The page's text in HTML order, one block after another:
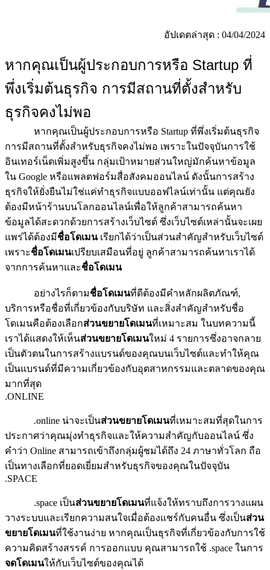
อัปเดตล่าสุด : 04/04/2024
หากคุณเป็นผู้ประกอบการหรือ Startup ที่
พึ่งเริ่มต้นธุรกิจ การมีสถานที่ตั้งสำหรับ
ธุรกิจคงไม่พอ
หากคุณเป็นผู้ประกอบการหรือ Startup ที่พึ่งเริ่มต้นธุรกิจ
การมีสถานที่ตั้งสำหรับธุรกิจคงไม่พอ เพราะในปัจจุบันการใช้
อินเทอร์เน็ตเพิ่มสูงขึ้น กลุ่มเป้าหมายส่วนใหญ่มักค้นหาข้อมูล
ใน Google หรือแพลตฟอร์มสื่อสังคมออนไลน์ ดังนั้นการสร้าง
ธุรกิจให้ยั่งยืนไม่ใช่แค่ทำธุรกิจแบบออฟไลน์เท่านั้น แต่คุณยัง
ต้องมีหน้าร้านบนโลกออนไลน์เพื่อให้ลูกค้าสามารถค้นหา
ข้อมูลได้สะดวกด้วยการสร้างเว็บไซต์ ซึ่งเว็บไซต์เหล่านั้นจะเผย
แพร่ได้ต้องมีชื่อโดเมนเรียกได้ว่าเป็นส่วนสำคัญสำหรับเว็บไซต์
เพราะชื่อโดเมนเปรียบเสมือนที่อยู่ ลูกค้าสามารถค้นหาเราได้
จากการค้นหาและชื่อโดเมน
อย่างไรก็ตามชื่อโดเมนที่ดีต้องมีคำหลักผลิตภัณฑ์,
บริการหรือชื่อที่เกี่ยวข้องกับบริษัท และสิ่งสำคัญสำหรับชื่อ
โดเมนคือต้องเลือกส่วนขยายโดเมนที่เหมาะสม ในบทความนี้
เราได้แสดงให้เห็นส่วนขยายโดเมนใหม่ 4 รายการซึ่งอาจกลาย
เป็นตัวตนในการสร้างแบรนด์ของคุณบนเว็บไซต์และทำให้คุณ
เป็นแบรนด์ที่มีความเกี่ยวข้องกับอุตสาหกรรมและตลาดของคุณ
มากที่สุด
.ONLINE
.online น่าจะเป็นส่วนขยายโดเมนที่เหมาะสมที่สุดในการ
ประกาศว่าคุณมุ่งทำธุรกิจและให้ความสำคัญกับออนไลน์ ซึ่ง
คำว่า Online สามารถเข้าถึงกลุ่มผู้ชมได้ถึง 24 ภาษาทั่วโลก ถือ
เป็นทางเลือกที่ยอดเยี่ยมสำหรับธุรกิจของคุณในปัจจุบัน
.SPACE
.space เป็นส่วนขยายโดเมนที่แจ้งให้ทราบถึงการวางแผน
วางระบบและเรียกความสนใจเมื่อต้องแชร์กับคนอื่น ซึ่งเป็นส่วน
ขยายโดเมนที่ใช้งานง่าย หากคุณเป็นธุรกิจที่เกี่ยวข้องกับการใช้
ความคิดสร้างสรรค์ การออกแบบ คุณสามารถใช้ .space ในการ
จดโดเมนให้กับเว็บไซต์ของคุณได้